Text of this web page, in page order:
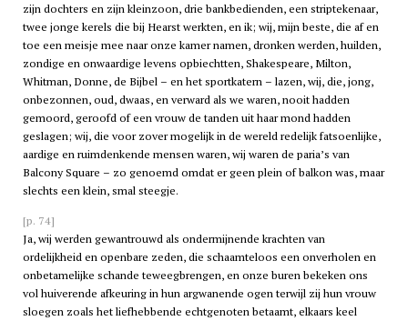
zijn dochters en zijn kleinzoon, drie bankbedienden, een striptekenaar,
twee jonge kerels die bij Hearst werkten, en ik; wij, mijn beste, die af en
toe een meisje mee naar onze kamer namen, dronken werden, huilden,
zondige en onwaardige levens opbiechtten, Shakespeare, Milton,
Whitman, Donne, de Bijbel – en het sportkatern – lazen, wij, die, jong,
onbezonnen, oud, dwaas, en verward als we waren, nooit hadden
gemoord, geroofd of een vrouw de tanden uit haar mond hadden
geslagen; wij, die voor zover mogelijk in de wereld redelijk fatsoenlijke,
aardige en ruimdenkende mensen waren, wij waren de paria’s van
Balcony Square – zo genoemd omdat er geen plein of balkon was, maar
slechts een klein, smal steegje.
[p. 74]
Ja, wij werden gewantrouwd als ondermijnende krachten van
ordelijkheid en openbare zeden, die schaamteloos een onverholen en
onbetamelijke schande teweegbrengen, en onze buren bekeken ons
vol huiverende afkeuring in hun argwanende ogen terwijl zij hun vrouw
sloegen zoals het liefhebbende echtgenoten betaamt, elkaars keel